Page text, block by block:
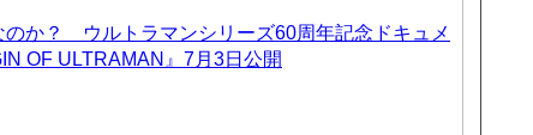
のか？ ウルトラマンシリーズ60周年記念ドキュメ
OF ULTRAMAN』7月3日公開